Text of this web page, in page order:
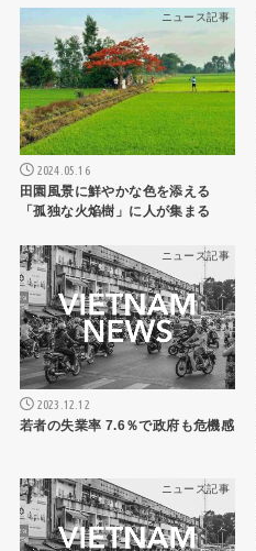
ニュース記事
2024.05.16
田園風景に鮮やかな色を添える
「孤独な火焔樹」に人が集まる
ニュース記事
2023.12.12
若者の失業率 7.6％で政府も危機感
ニュース記事